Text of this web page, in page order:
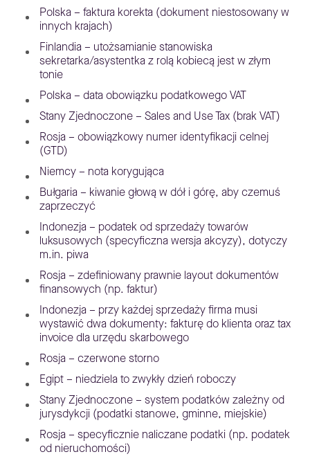
Polska – faktura korekta (dokument niestosowany w
innych krajach)
Finlandia – utożsamianie stanowiska
sekretarka/asystentka z rolą kobiecą jest w złym
tonie
Polska – data obowiązku podatkowego VAT
Stany Zjednoczone – Sales and Use Tax (brak VAT)
Rosja – obowiązkowy numer identyfikacji celnej
(GTD)
Niemcy – nota korygująca
Bułgaria – kiwanie głową w dół i górę, aby czemuś
zaprzeczyć
Indonezja – podatek od sprzedaży towarów
luksusowych (specyficzna wersja akcyzy), dotyczy
m.in. piwa
Rosja – zdefiniowany prawnie layout dokumentów
finansowych (np. faktur)
Indonezja – przy każdej sprzedaży firma musi
wystawić dwa dokumenty: fakturę do klienta oraz tax
invoice dla urzędu skarbowego
Rosja – czerwone storno
Egipt – niedziela to zwykły dzień roboczy
Stany Zjednoczone – system podatków zależny od
jurysdykcji (podatki stanowe, gminne, miejskie)
Rosja – specyficznie naliczane podatki (np. podatek
od nieruchomości)